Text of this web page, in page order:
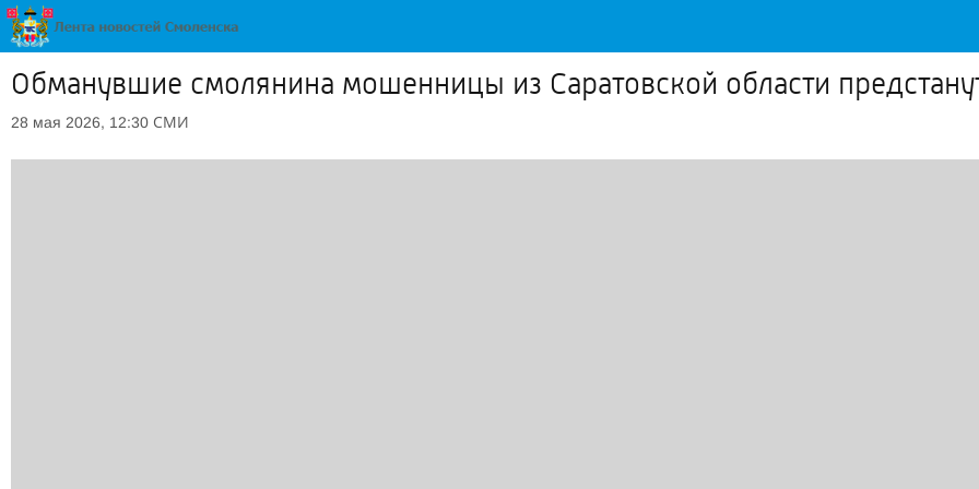
Обманувшие смолянина мошенницы из Саратовской области
28 мая 2026, 12:30 СМИ